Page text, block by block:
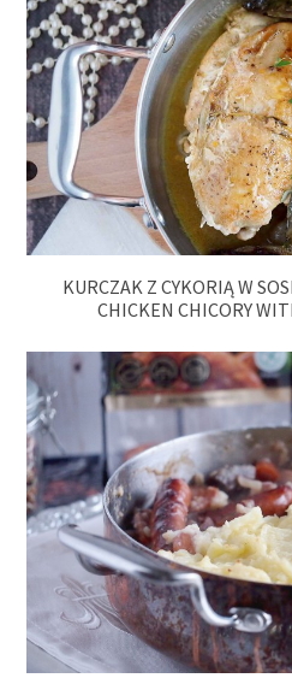
KURCZAK Z CYKORIĄ W
CHICKEN CHICORY